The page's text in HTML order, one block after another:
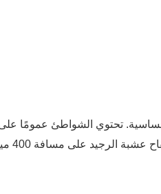
تحتوي الشواطئ عمومًا
أقل من حبوب اللقاح ،